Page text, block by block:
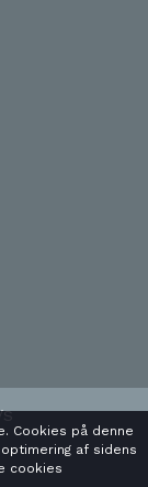
Cookies på denne
af sidens
cookies